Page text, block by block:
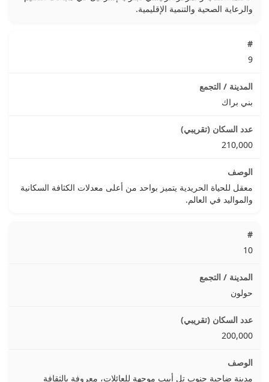
والرعاية الصحية والتنمية الإقليمية.
9
بني براك
210,000
معقل للحياة الحريدية يتميز بواحد من أعلى معدلات الكثافة السكانية
والمواليد في العالم.
10
حولون
200,000
مدينة ضاحية جنوب تل أبيب موجهة للعائلات، معروفة بالثقافة